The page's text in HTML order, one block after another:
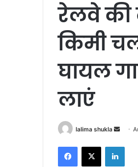
रेलवे की
किमी
घायल
लाएं
lalima shukla
Send
Facebook
X